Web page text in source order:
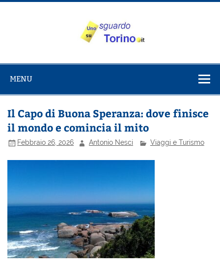
Salta
su Torino
MENU
Il Capo di Buona Speranza: dove finisce
il mondo e comincia il mito
Febbraio 26, 2026 Antonio Nesci Viaggi e Turismo